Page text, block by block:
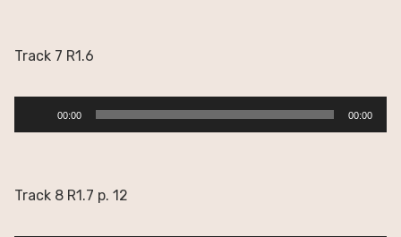
Track 7 R1.6
Reproductor
de
00:00 00:00
Track 8 R1.7 p. 12